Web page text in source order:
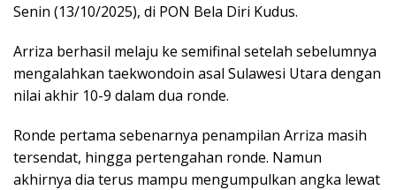
Senin (13/10/2025), di PON Bela Diri Kudus.
Arriza berhasil melaju ke semifinal setelah sebelumnya
mengalahkan taekwondoin asal Sulawesi Utara dengan
nilai akhir 10-9 dalam dua ronde.
Ronde pertama sebenarnya penampilan Arriza masih
tersendat, hingga pertengahan ronde. Namun
akhirnya dia terus mampu mengumpulkan angka lewat